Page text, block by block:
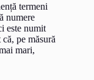
termeni
numere
este numit
pe măsură
mari,